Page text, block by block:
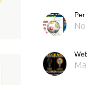
Per